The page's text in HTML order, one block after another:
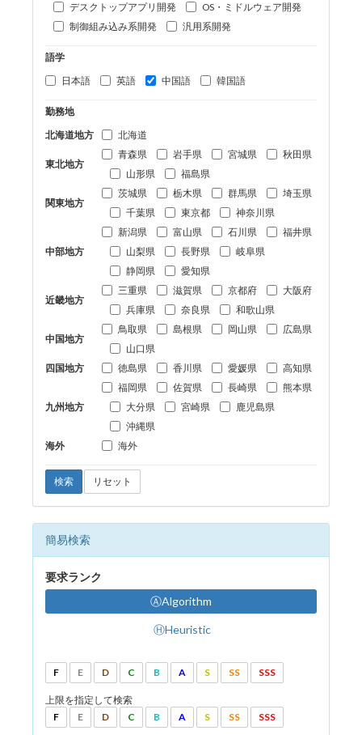
デスクトップアプリ開発
OS・ミドルウェア開発
制御組み込み系開発
汎用系開発
語学
日本語
英語 中国語 韓国語
勤務地
北海道地方
北海道
東北地方
青森県 岩手県 宮城県
秋田県
山形県
福島県
関東地方
茨城県 栃木県 群馬県
埼玉県
千葉県
東京都 神奈川県
中部地方
新潟県 富山県 石川県
福井県
山梨県
長野県
岐阜県
静岡県
愛知県
近畿地方
三重県 滋賀県 京都府
大阪府
兵庫県
奈良県 和歌山県
中国地方
鳥取県 島根県 岡山県
広島県
山口県
四国地方
徳島県 香川県 愛媛県 高知県
九州地方
福岡県 佐賀県 長崎県
熊本県
大分県
宮崎県
鹿児島県
沖縄県
海外
海外
検索 リセット
簡易検索
要求ランク
ⒶAlgorithm
ⒽHeuristic
F E D C B A S SS SSS
上限を指定して検索
F
E D C B A S SS SSS